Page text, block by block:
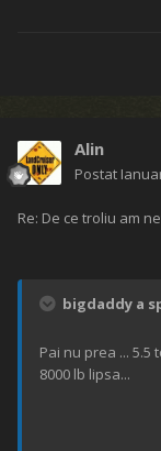
Alin
Postat
Re: De ce troliu am
bigdaddy a
Pai nu prea ... 5.5
8000 lb lipsa...